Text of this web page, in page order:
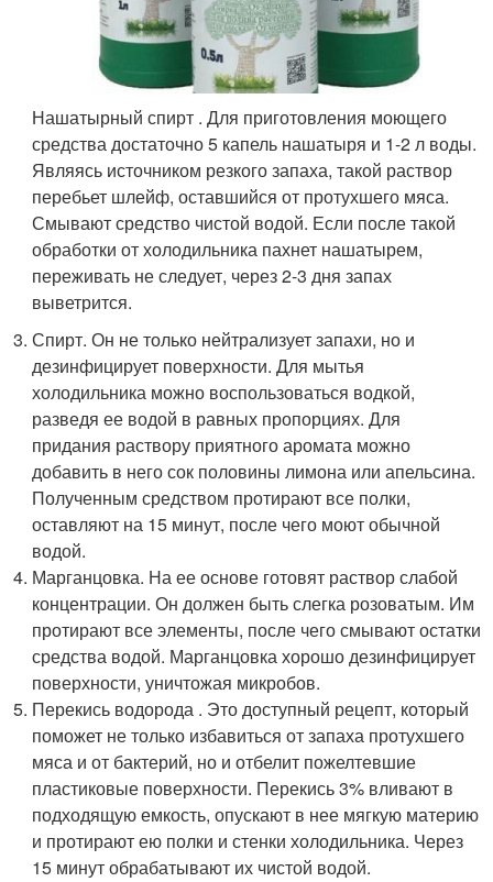
Нашатырный спирт . Для приготовления моющего
средства достаточно 5 капель нашатыря и 1-2 л воды.
Являясь источником резкого запаха, такой раствор
перебьет шлейф, оставшийся от протухшего мяса.
Смывают средство чистой водой. Если после такой
обработки от холодильника пахнет нашатырем,
переживать не следует, через 2-3 дня запах
выветрится.
Спирт. Он не только нейтрализует запахи, но и
дезинфицирует поверхности. Для мытья
холодильника можно воспользоваться водкой,
разведя ее водой в равных пропорциях. Для
придания раствору приятного аромата можно
добавить в него сок половины лимона или апельсина.
Полученным средством протирают все полки,
оставляют на 15 минут, после чего моют обычной
водой.
Марганцовка. На ее основе готовят раствор слабой
концентрации. Он должен быть слегка розоватым. Им
протирают все элементы, после чего смывают остатки
средства водой. Марганцовка хорошо дезинфицирует
поверхности, уничтожая микробов.
Перекись водорода . Это доступный рецепт, который
поможет не только избавиться от запаха протухшего
мяса и от бактерий, но и отбелит пожелтевшие
пластиковые поверхности. Перекись 3% вливают в
подходящую емкость, опускают в нее мягкую материю
и протирают ею полки и стенки холодильника. Через
15 минут обрабатывают их чистой водой.